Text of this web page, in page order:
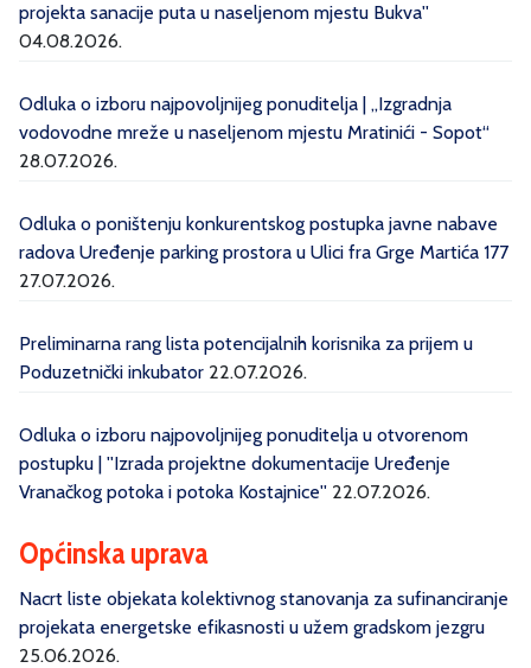
projekta sanacije puta u naseljenom mjestu Bukva''
04.08.2026.
Odluka o izboru najpovoljnijeg ponuditelja | „Izgradnja
vodovodne mreže u naseljenom mjestu Mratinići - Sopot“
28.07.2026.
Odluka o poništenju konkurentskog postupka javne nabave
radova Uređenje parking prostora u Ulici fra Grge Martića 177
27.07.2026.
Preliminarna rang lista potencijalnih korisnika za prijem u
Poduzetnički inkubator 22.07.2026.
Odluka o izboru najpovoljnijeg ponuditelja u otvorenom
postupku | ''Izrada projektne dokumentacije Uređenje
Vranačkog potoka i potoka Kostajnice'' 22.07.2026.
Općinska uprava
Nacrt liste objekata kolektivnog stanovanja za sufinanciranje
projekata energetske efikasnosti u užem gradskom jezgru
25.06.2026.